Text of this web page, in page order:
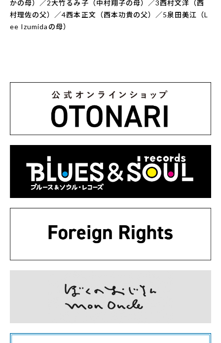
かの母）／2大竹るみ子（中村翔子の母）／3西村文洋（西
村理佐の父）／4西本正文（西本功貴の父）／5泉田美江（L
ee Izumidaの母）